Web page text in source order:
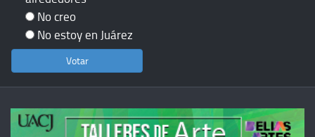
No creo
No estoy en Juárez